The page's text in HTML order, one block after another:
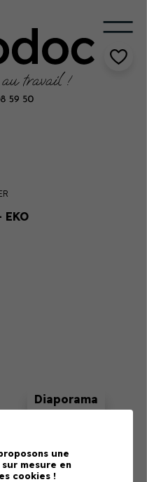
EKO
panier, nous vous
votre besoin
une
mesure en
cookies !